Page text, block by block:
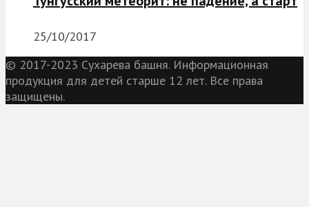
25/10/2017
© 2017-2023 Сухарева башня. Информационная
продукция для детей старше 12 лет. Все права
защищены.